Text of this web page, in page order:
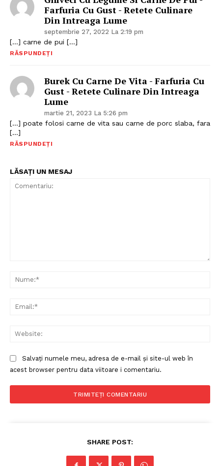
Farfuria Cu Gust - Retete Culinare
Din Intreaga Lume
septembrie 27, 2022 La 2:19 pm
[…] carne de pui […]
RĂSPUNDEȚI
Burek Cu Carne De Vita - Farfuria Cu
Gust - Retete Culinare Din Intreaga
Lume
martie 21, 2023 La 5:26 pm
[…] poate folosi carne de vita sau carne de porc slaba, fara
[…]
RĂSPUNDEȚI
LĂSAȚI UN MESAJ
Salvați numele meu, adresa de e-mail și site-ul web în
acest browser pentru data viitoare i comentariu.
SHARE POST: